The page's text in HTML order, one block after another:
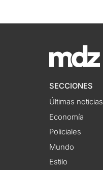
SECCIONES
Últimas noticias
Economía
Policiales
Mundo
Estilo